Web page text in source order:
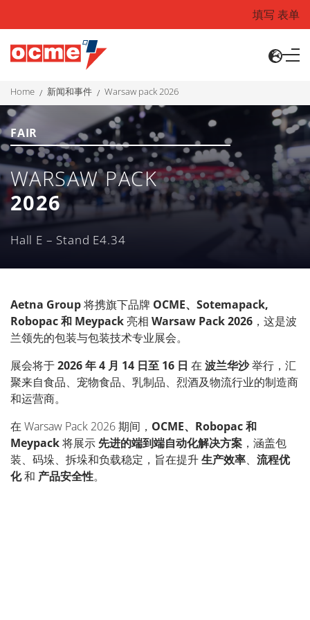
填写 表单
home 新闻和事件 warsaw pack 2026
FAIR
WARSAW PACK
2026
Hall E – Stand E4.34
Aetna Group将携旗下品牌 OCME、Sotemapack,
Robopac 和 Meypack亮相 Warsaw Pack 2026 ，这是波
兰领先的包装与包装技术专业展会。
展会将于2026 年 4 月 14 日至 16 日 在 波兰华沙举行，汇
聚来自食品、宠物食品、乳制品、烈酒及物流行业的制造商
和运营商。
在 Warsaw Pack 2026 期间， OCME、Robopac 和
Meypack将展示 先进的端到端自动化解决方案 ，涵盖包
装、码垛、拆垛和负载稳定，旨在提升生产效率、 流程优
化和 产品安全性。